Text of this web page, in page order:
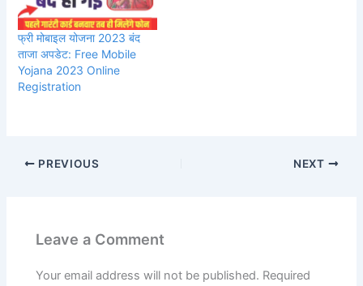
फ्री मोबाइल योजना 2023 बंद
ताजा अपडेट: Free Mobile
Yojana 2023 Online
Registration
PREVIOUS NEXT
Leave a Comment
Your email address will not be published. Required